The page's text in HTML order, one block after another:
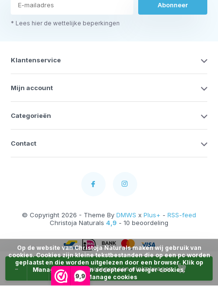
9,9
+
- Toevoegen aan winkelwagen
Abonneer
* Lees hier de wettelijke beperkingen
Klantenservice
Mijn account
Categorieën
Contact
© Copyright 2026 - Theme By DMWS x Plus+ - RSS-feed
Christoja Naturals 4,9 - 10 beoordeling
Op de website van Christoja Naturals maken wij gebruik van
cookies. Cookies zijn kleine tekstbestanden die op een pc worden
geplaatst en die worden uitgelezen door een browser. Klik op
Manage Cookies en accepteer of weiger cookies.
Manage cookies